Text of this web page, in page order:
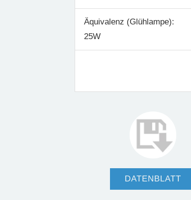
Äquivalenz (Glühlampe):
25W
DATENBLATT